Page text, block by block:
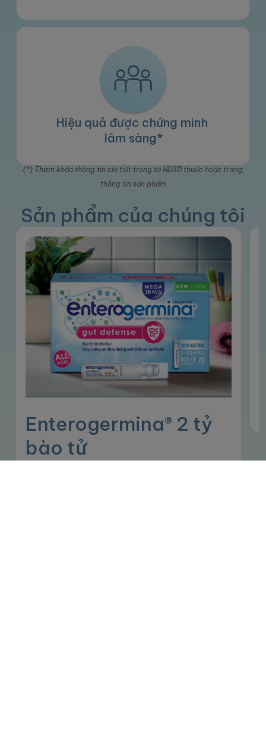
Hiệu quả được chứng minh
lâm sàng*
(*) Tham khảo thông tin chi tiết trong tờ HDSD thuốc hoặc trang
thông tin sản phẩm
Sản phẩm của chúng tôi
Enterogermina® 2 tỷ
bào tử